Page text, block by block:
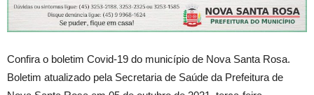
Confira o boletim Covid-19 do município de Nova Santa Rosa.
Boletim atualizado pela Secretaria de Saúde da Prefeitura de